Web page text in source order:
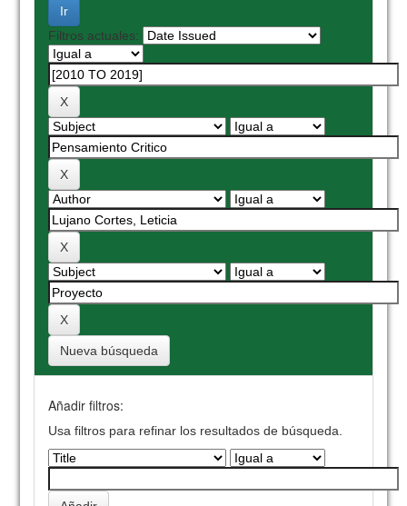
Filtros actuales:
Nueva búsqueda
Añadir filtros:
Usa filtros para refinar los resultados de búsqueda.